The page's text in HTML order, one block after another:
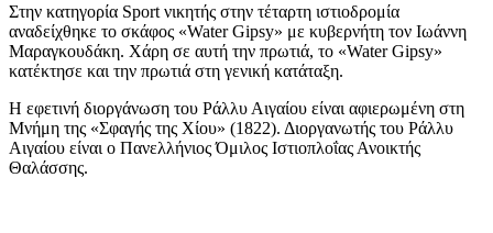
Στην κατηγορία Sport νικητής στην τέταρτη ιστιοδρομία
αναδείχθηκε το σκάφος «Water Gipsy» με κυβερνήτη τον Ιωάννη
Μαραγκουδάκη. Χάρη σε αυτή την πρωτιά, το «Water Gipsy»
κατέκτησε και την πρωτιά στη γενική κατάταξη.
Η εφετινή διοργάνωση του Ράλλυ Αιγαίου είναι αφιερωμένη στη
Μνήμη της «Σφαγής της Χίου» (1822). Διοργανωτής του Ράλλυ
Αιγαίου είναι ο Πανελλήνιος Όμιλος Ιστιοπλοΐας Ανοικτής
Θαλάσσης.